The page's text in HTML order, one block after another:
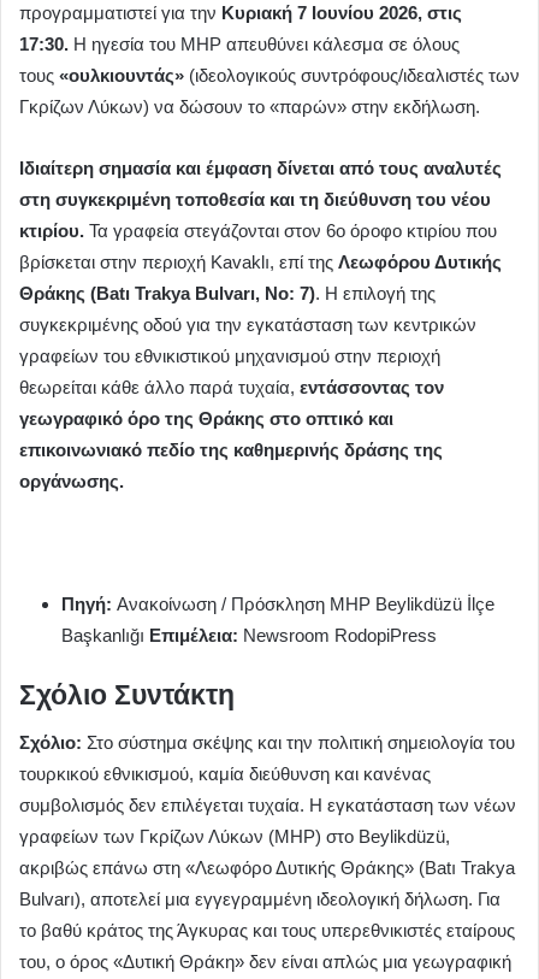
προγραμματιστεί για την Κυριακή 7 Ιουνίου 2026, στις
17:30. Η ηγεσία του MHP απευθύνει κάλεσμα σε όλους
τους «ουλκιουντάς» (ιδεολογικούς συντρόφους/ιδεαλιστές των
Γκρίζων Λύκων) να δώσουν το «παρών» στην εκδήλωση.
Ιδιαίτερη σημασία και έμφαση δίνεται από τους αναλυτές
στη συγκεκριμένη τοποθεσία και τη διεύθυνση του νέου
κτιρίου. Τα γραφεία στεγάζονται στον 6ο όροφο κτιρίου που
βρίσκεται στην περιοχή Kavaklı, επί της Λεωφόρου Δυτικής
Θράκης (Batı Trakya Bulvarı, No: 7). Η επιλογή της
συγκεκριμένης οδού για την εγκατάσταση των κεντρικών
γραφείων του εθνικιστικού μηχανισμού στην περιοχή
θεωρείται κάθε άλλο παρά τυχαία, εντάσσοντας τον
γεωγραφικό όρο της Θράκης στο οπτικό και
επικοινωνιακό πεδίο της καθημερινής δράσης της
οργάνωσης.
Πηγή: Ανακοίνωση / Πρόσκληση MHP Beylikdüzü İlçe
Başkanlığı Επιμέλεια: Newsroom RodopiPress
Σχόλιο Συντάκτη
Σχόλιο: Στο σύστημα σκέψης και την πολιτική σημειολογία του
τουρκικού εθνικισμού, καμία διεύθυνση και κανένας
συμβολισμός δεν επιλέγεται τυχαία. Η εγκατάσταση των νέων
γραφείων των Γκρίζων Λύκων (MHP) στο Beylikdüzü,
ακριβώς επάνω στη «Λεωφόρο Δυτικής Θράκης» (Batı Trakya
Bulvarı), αποτελεί μια εγγεγραμμένη ιδεολογική δήλωση. Για
το βαθύ κράτος της Άγκυρας και τους υπερεθνικιστές εταίρους
του, ο όρος «Δυτική Θράκη» δεν είναι απλώς μια γεωγραφική